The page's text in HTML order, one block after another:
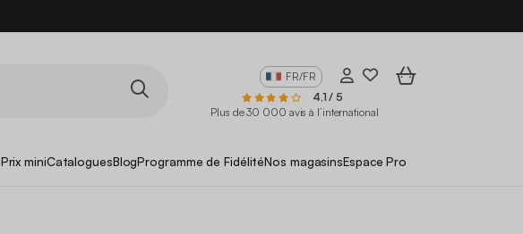
FR/FR
4,1 / 5
Plus de 30 000 avis à l’international
Prix miniCataloguesBlogProgramme de FidélitéNos magasinsEspace Pro